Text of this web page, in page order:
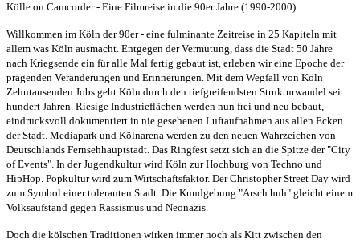
Kölle on Camcorder - Eine Filmreise in die 90er Jahre (1990-2000)
Willkommen im Köln der 90er - eine fulminante Zeitreise in 25 Kapiteln mit
allem was Köln ausmacht. Entgegen der Vermutung, dass die Stadt 50 Jahre
nach Kriegsende ein für alle Mal fertig gebaut ist, erleben wir eine Epoche der
prägenden Veränderungen und Erinnerungen. Mit dem Wegfall von Köln
Zehntausenden Jobs geht Köln durch den tiefgreifendsten Strukturwandel seit
hundert Jahren. Riesige Industrieflächen werden nun frei und neu bebaut,
eindrucksvoll dokumentiert in nie gesehenen Luftaufnahmen aus allen Ecken
der Stadt. Mediapark und Kölnarena werden zu den neuen Wahrzeichen von
Deutschlands Fernsehhauptstadt. Das Ringfest setzt sich an die Spitze der "City
of Events". In der Jugendkultur wird Köln zur Hochburg von Techno und
HipHop. Popkultur wird zum Wirtschaftsfaktor. Der Christopher Street Day wird
zum Symbol einer toleranten Stadt. Die Kundgebung "Arsch huh" gleicht einem
Volksaufstand gegen Rassismus und Neonazis.
Doch die kölschen Traditionen wirken immer noch als Kitt zwischen den